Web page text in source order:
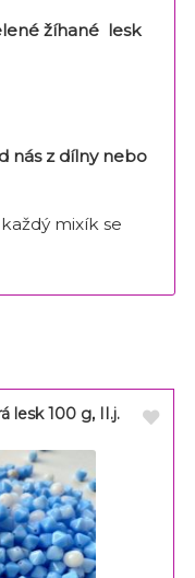
žíhané lesk
nás z dílny nebo
mixík se
lesk 100 g, II.j.